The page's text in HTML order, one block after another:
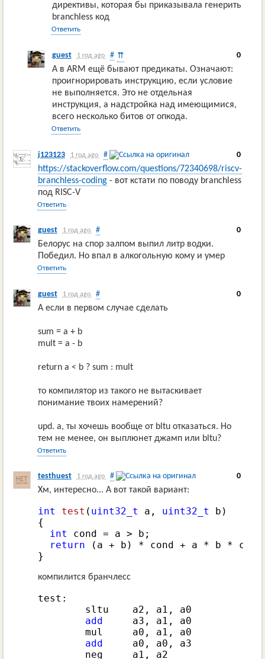
директивы, которая бы приказывала генерить
branchless код
Ответить
guest 1 год ago # 0
⇈
А в ARM ещё бывают предикаты. Означают:
проигнорировать инструкцию, если условие
не выполняется. Это не отдельная
инструкция, а надстройка над имеющимися,
всего несколько битов от опкода.
Ответить
j123123 1 год ago # 0
https://stackoverflow.com/questions/72340698/riscv-
branchless-coding- вот кстати по поводу branchless
под RISC-V
Ответить
guest 1 год ago # 0
Белорус на спор залпом выпил литр водки.
Победил. Но впал в алкогольную кому и умер
Ответить
guest 1 год ago # 0
А если в первом случае сделать
sum = a + b
mult = a - b
return a < b ? sum : mult
то компилятор из такого не вытаскивает
понимание твоих намерений?
upd. а, ты хочешь вообще от bltu отказаться. Но
тем не менее, он выплюнет джамп или bltu?
Ответить
testhuest 1 год ago # 0
Хм, интересно... А вот такой вариант:
int test ( uint32_t a, uint32_t b)
{
int cond = a > b;
return (a + b) * cond + a * b *
}
компилится бранчлесс
test:
        sltu    a2, a1, a0
add
     a3, a1, a0
        mul     a0, a1, a0
add
     a0, a0, a3
        neg     a1, a2